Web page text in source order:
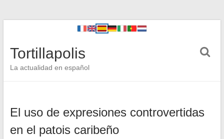
Tortillapolis
La actualidad en español
El uso de expresiones controvertidas
en el patois caribeño